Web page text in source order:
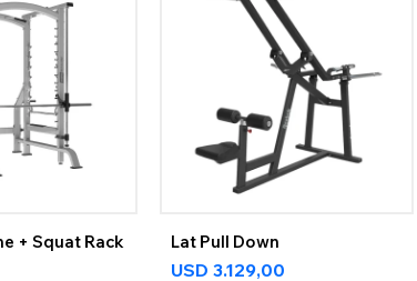
+ Squat Rack
Lat Pull Down
USD 3.129,00